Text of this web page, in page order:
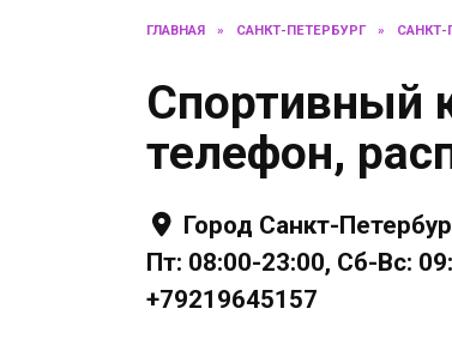
ГЛАВНАЯ » САНКТ-ПЕТЕРБУРГ » САНКТ-
Спортивный
телефон,
Город Санкт-
Пт: 08:00-23:00, Сб-Вс:
+79219645157